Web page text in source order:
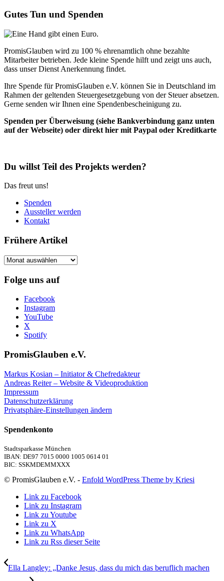
Gutes Tun und Spenden
PromisGlauben wird zu 100 % ehrenamtlich ohne bezahlte
Mitarbeiter betrieben. Jede kleine Spende hilft und zeigt uns auch,
dass unser Dienst Anerkennung findet.
Ihre Spende für PromisGlauben e.V. können Sie in Deutschland im
Rahmen der geltenden Steuergesetzgebung von der Steuer absetzen.
Gerne senden wir Ihnen eine Spendenbescheinigung zu.
Spenden per Überweisung (siehe Bankverbindung ganz unten
auf der Webseite) oder direkt hier mit Paypal oder Kreditkarte
Du willst Teil des Projekts werden?
Das freut uns!
Spenden
Aussteller werden
Kontakt
Frühere Artikel
Frühere
Folge uns auf
Facebook
Instagram
YouTube
X
Spotify
PromisGlauben e.V.
Markus Kosian – Initiator & Chefredakteur
Andreas Reiter – Website & Videoproduktion
Impressum
Datenschutzerklärung
Privatsphäre-Einstellungen ändern
Spendenkonto
Stadtsparkasse München
IBAN: DE97 7015 0000 1005 0614 01
BIC: SSKMDEMMXXX
© PromisGlauben e.V. - Enfold WordPress Theme by Kriesi
Link zu Facebook
Link zu Instagram
Link zu Youtube
Link zu X
Link zu WhatsApp
Link zu Rss dieser Seite
Ella Langley: „Danke Jesus, dass du mich das beruflich machen